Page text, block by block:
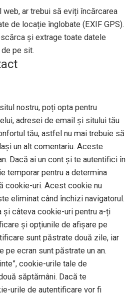
ar trebui să eviți încărcarea
de locație înglobate (EXIF GPS).
și extrage toate datele
pe sit.
nostru, poți opta pentru
adresei de email și sitului tău
tău, astfel nu mai trebuie să
un alt comentariu. Aceste
Dacă ai un cont și te autentifici în
temporar pentru a determina
cookie-uri. Acest cookie nu
eliminat când închizi navigatorul.
și câteva cookie-uri pentru a-ți
și opțiunile de afișare pe
sunt păstrate două zile, iar
pe ecran sunt păstrate un an.
cookie-urile tale de
săptămâni. Dacă te
urile de autentificare vor fi